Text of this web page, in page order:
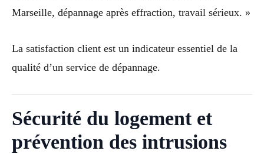
Marseille, dépannage après effraction, travail sérieux. »
La satisfaction client est un indicateur essentiel de la
qualité d’un service de dépannage.
Sécurité du logement et
prévention des intrusions